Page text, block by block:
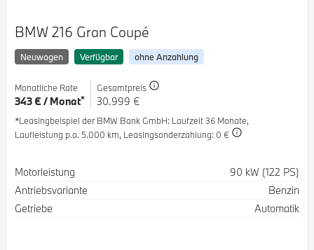
BMW 216 Gran Coupé
Neuwagen Verfügbar ohne Anzahlung
Monatliche Rate
343 € / Monat*
Gesamtpreis
30.999 €
*Leasingbeispiel der BMW Bank GmbH: Laufzeit 36 Monate,
Laufleistung p.a. 5.000 km, Leasingsonderzahlung: 0 €
Spezifikation
Motorleistung
90 kW (122 PS)
Antriebsvariante
Benzin
Getriebe
Automatik